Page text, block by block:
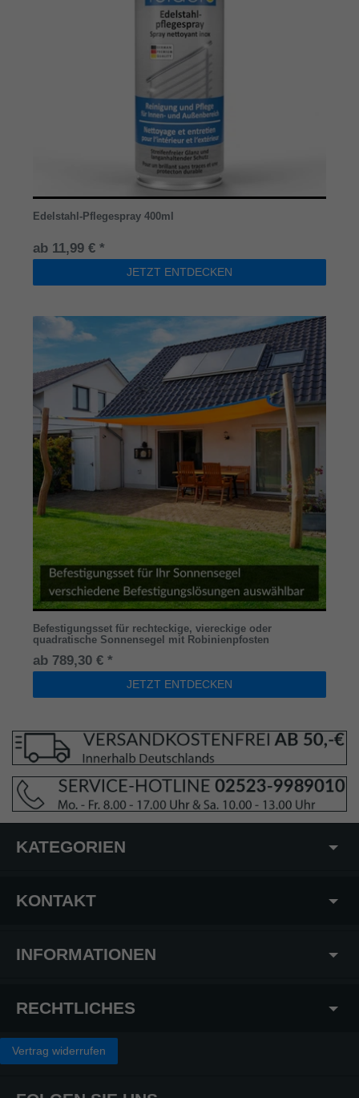
Edelstahl-Pflegespray 400ml
ab 11,99 € *
JETZT ENTDECKEN
Befestigungsset für rechteckige, viereckige oder
quadratische Sonnensegel mit Robinienpfosten
ab 789,30 € *
JETZT ENTDECKEN
KATEGORIEN
KONTAKT
INFORMATIONEN
RECHTLICHES
Vertrag widerrufen